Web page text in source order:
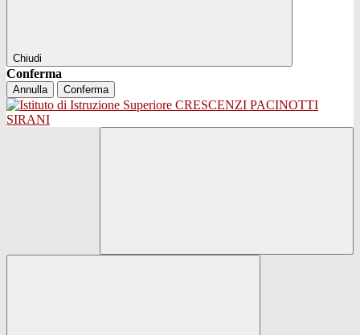
Chiudi
Conferma
Annulla Conferma